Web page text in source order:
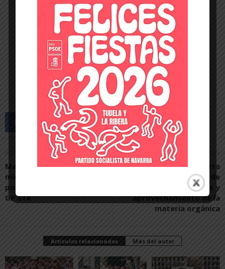
Artículo anterior
Mario Mayor afronta el
miércoles la carrera final
por el título del FIM Junior
GP STK
Artículo siguiente
Residuos de Navarra
forma en la reducción de
residuos y
aprovechamiento de la
materia orgánica
Artículos relacionados Más del autor